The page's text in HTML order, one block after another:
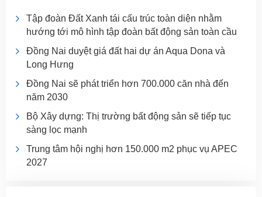
Tập đoàn Đất Xanh tái cấu trúc toàn diện nhằm
hướng tới mô hình tập đoàn bất động sản toàn cầu
Đồng Nai duyệt giá đất hai dự án Aqua Dona và
Long Hưng
Đồng Nai sẽ phát triển hơn 700.000 căn nhà đến
năm 2030
Bộ Xây dựng: Thị trường bất động sản sẽ tiếp tục
sàng lọc mạnh
Trung tâm hội nghị hơn 150.000 m2 phục vụ APEC
2027